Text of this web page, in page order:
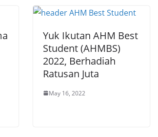
Yuk Ikutan AHM Best
Student (AHMBS)
2022, Berhadiah
Ratusan Juta
May 16, 2022